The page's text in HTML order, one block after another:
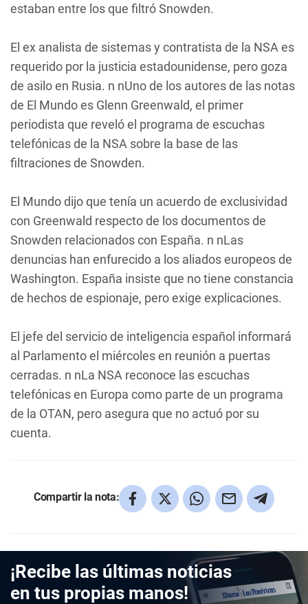
estaban entre los que filtró Snowden.
El ex analista de sistemas y contratista de la NSA es
requerido por la justicia estadounidense, pero goza
de asilo en Rusia. n nUno de los autores de las notas
de El Mundo es Glenn Greenwald, el primer
periodista que reveló el programa de escuchas
telefónicas de la NSA sobre la base de las
filtraciones de Snowden.
El Mundo dijo que tenía un acuerdo de exclusividad
con Greenwald respecto de los documentos de
Snowden relacionados con España. n nLas
denuncias han enfurecido a los aliados europeos de
Washington. España insiste que no tiene constancia
de hechos de espionaje, pero exige explicaciones.
El jefe del servicio de inteligencia español informará
al Parlamento el miércoles en reunión a puertas
cerradas. n nLa NSA reconoce las escuchas
telefónicas en Europa como parte de un programa
de la OTAN, pero asegura que no actuó por su
cuenta.
Compartir la nota:
¡Recibe las últimas noticias
en tus propias manos!